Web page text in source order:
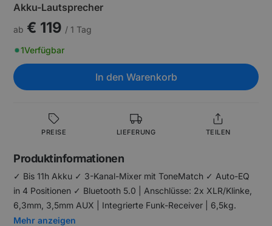
Akku-Lautsprecher
ab € 119 / 1 Tag
1Verfügbar
In den Warenkorb
PREISE LIEFERUNG TEILEN
Produktinformationen
✓ Bis 11h Akku ✓ 3-Kanal-Mixer mit ToneMatch ✓ Auto-EQ
in 4 Positionen ✓ Bluetooth 5.0 | Anschlüsse: 2x XLR/Klinke,
6,3mm, 3,5mm AUX | Integrierte Funk-Receiver | 6,5kg.
Mehr anzeigen